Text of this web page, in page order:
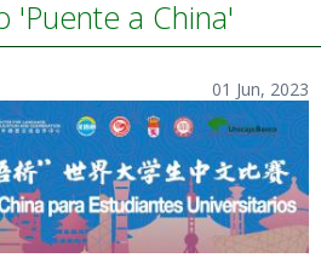
'Puente a China'
01 Jun, 2023